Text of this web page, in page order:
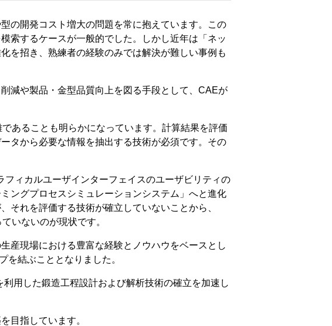
の開発コスト増大の問題を常に抱えています。この
索するケースが一般的でした。しかし近年は「ネッ
を招き、熟練者の経験のみでは解決が難しい事例も
減や製品・金型品質向上を図る手段として、CAEが
あることも明らかになっています。計算結果を評価
タから必要な情報を抽出する技術が必須です。その
ィカルユーザインターフェイスのユーザビリティの
ングプロセスシミュレーションシステム」へと進化
それを評価する技術が確立していないことから、
いないのが現状です。
産現場における豊富な経験とノウハウをベースとし
を結ぶこととなりました。
用した鍛造工程設計および解析技術の確立を加速し
目指しています。